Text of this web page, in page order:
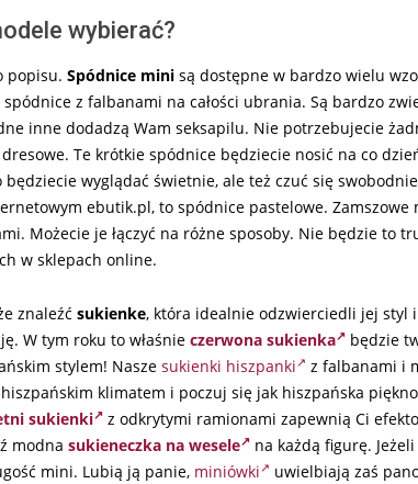
wybierać?
popisu. Spódnice mini są dostępne w bardzo wielu
z falbanami na całości ubrania. Są bardzo
inne dodadzą Wam seksapilu. Nie potrzebujecie
Te krótkie spódnice będziecie nosić na co
wyglądać świetnie, ale też czuć się
ebutik.pl, to spódnice pastelowe.
Możecie je łączyć na różne sposoby. Nie będzie to
w sklepach online.
znaleźć sukienke, która idealnie odzwierciedli jej styl
W tym roku to właśnie czerwona sukienka
będzie
stylem! Nasze sukienki hiszpanki
z falbanami i
klimatem i poczuj się jak hiszpańska
sukienki
z odkrytymi ramionami zapewnią Ci
modna sukieneczka na wesele na każdą figurę.
mini. Lubią ją panie, miniówki
uwielbiają zaś